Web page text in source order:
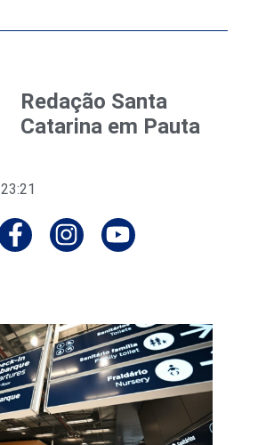
Redação Santa
Catarina em Pauta
23:21